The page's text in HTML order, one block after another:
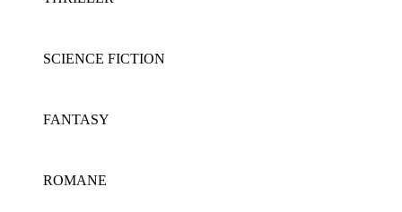
SCIENCE FICTION
FANTASY
ROMANE